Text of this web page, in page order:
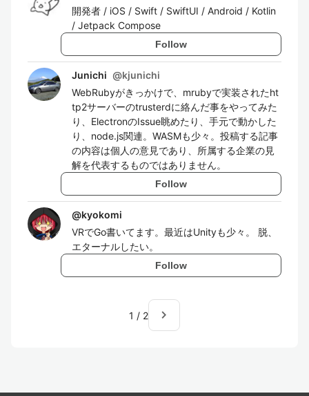
開発者 / iOS / Swift / SwiftUI / Android / Kotlin
/ Jetpack Compose
Follow
Junichi @kjunichi
WebRubyがきっかけで、mrubyで実装されたht
tp2サーバーのtrusterdに絡んだ事をやってみた
り、ElectronのIssue眺めたり、手元で動かした
り、node.js関連。WASMも少々。投稿する記事
の内容は個人の意見であり、所属する企業の見
解を代表するものではありません。
Follow
@kyokomi
VRでGo書いてます。最近はUnityも少々。 脱、
エターナルしたい。
Follow
1 / 2 navigate_next